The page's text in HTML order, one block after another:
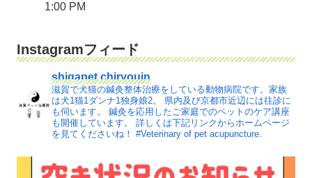
1:00 PM
Instagramフィード
shigapet.chiryouin
滋賀で犬猫の鍼灸整体治療をしている動物病院です。家族
は犬1猫1ダンナ1独身娘2。
県内及び京都市近辺には往診に
も伺います。
鍼灸を応用したご家庭でのペットのケア講座
も開催しています。
詳しくは下記リンクからホームページ
を見てくださいね！ #Veterinary of pet acupuncture.